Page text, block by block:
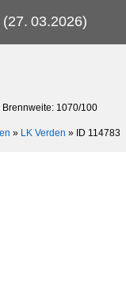
03.2026)
1070/100
» LK Verden » ID 114783